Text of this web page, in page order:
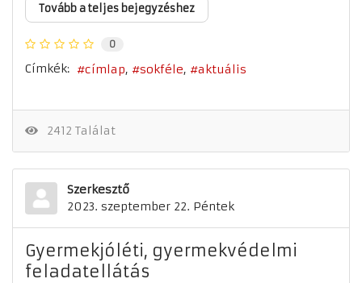
Tovább a teljes bejegyzéshez
0
Címkék: címlap sokféle aktuális
2412 Találat
Szerkesztő
2023. szeptember 22. Péntek
Gyermekjóléti, gyermekvédelmi
feladatellátás